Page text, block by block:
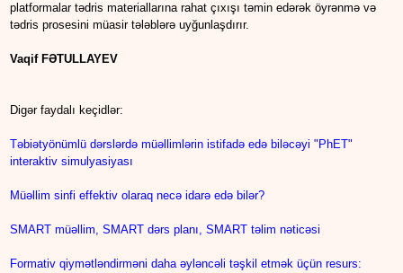
platformalar tədris materiallarına rahat çıxışı təmin edərək öyrənmə və
tədris prosesini müasir tələblərə uyğunlaşdırır.
Vaqif FƏTULLAYEV
Digər faydalı keçidlər:
Təbiətyönümlü dərslərdə müəllimlərin istifadə edə biləcəyi "PhET"
interaktiv simulyasiyası
Müəllim sinfi effektiv olaraq necə idarə edə bilər?
SMART müəllim, SMART dərs planı, SMART təlim nəticəsi
Formativ qiymətləndirməni daha əyləncəli təşkil etmək üçün resurs: